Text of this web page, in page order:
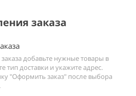
заказа
добавьте нужные товары в
тип доставки и укажите адрес.
"Оформить заказ" после выбора